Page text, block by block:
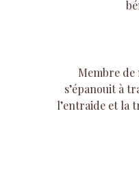
Membre de
s’épanouit à
l’entraide et la